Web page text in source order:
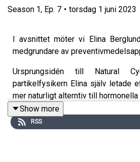
Season 1, Ep. 7 • torsdag 1 juni 2023
I avsnittet möter vi Elina
medgrundare av
Ursprungsidén till Natural
partikelfysikern Elina själv letade
mer naturligt alterntiv till
I avsnittet berättar Elina om sin tid
där hon var med och upptäckte
Show more
RSS